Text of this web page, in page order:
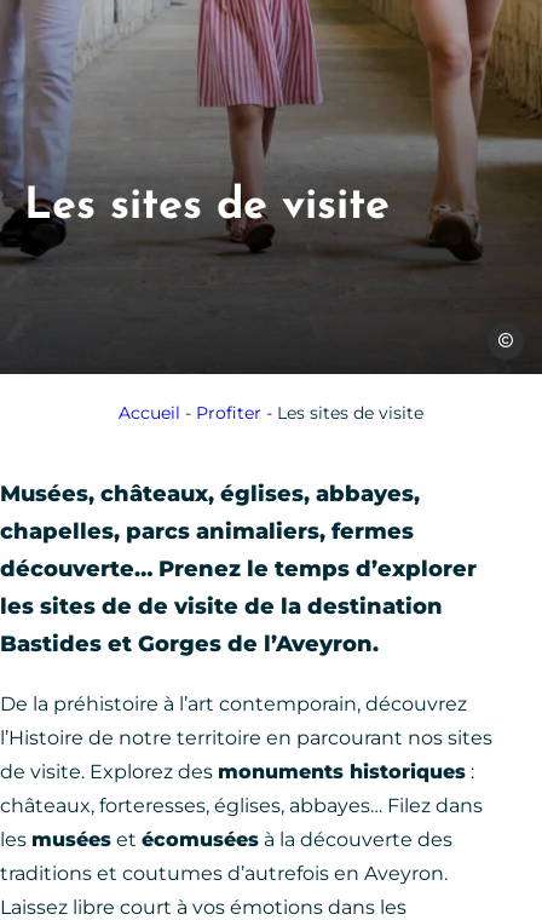
Julien
Les sites de visite
Accueil - Profiter - Les sites de visite
Musées, châteaux, églises, abbayes,
chapelles, parcs animaliers, fermes
découverte… Prenez le temps d’explorer
les sites de de visite de la destination
Bastides et Gorges de l’Aveyron.
De la préhistoire à l’art contemporain, découvrez
l’Histoire de notre territoire en parcourant nos sites
de visite. Explorez des monuments historiques :
châteaux, forteresses, églises, abbayes… Filez dans
les musées et écomusées à la découverte des
traditions et coutumes d’autrefois en Aveyron.
Laissez libre court à vos émotions dans les